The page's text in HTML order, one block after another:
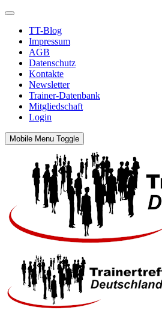
TT-Blog
Impressum
AGB
Datenschutz
Kontakte
Newsletter
Trainer-Datenbank
Mitgliedschaft
Login
Mobile Menu Toggle